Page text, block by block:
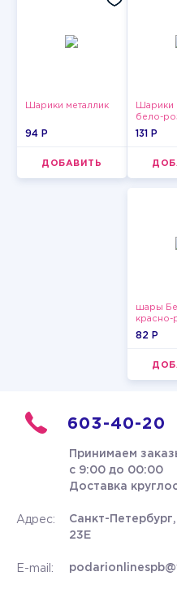
Шарики металлик
94 P
ДОБАВИТЬ
Шарики
бело-
красные
131 P
шары
красно-
82 P
603-40-20
Принимаем
с 9:00 до 00:00
Доставка
Адрес:
Санкт-
23Е
E-mail: